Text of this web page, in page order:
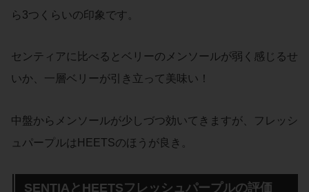
ら3つくらいの印象です。
センティアに比べるとベリーのメンソールが弱く感じるせ
いか、一層ベリーが引き立って美味い！
中盤からメンソールが少しづつ効いてきますが、フレッシ
ュパープルはHEETSのほうが良き。
SENTIAとHEETSフレッシュパープルの評価